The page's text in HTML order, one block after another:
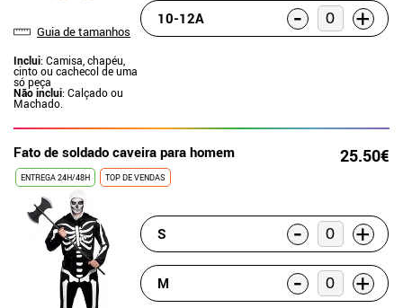
Guia de tamanhos
Inclui: Camisa, chapéu,
cinto ou cachecol de uma
só peça
Não inclui: Calçado ou
Machado.
10-12A - +
Fato de soldado caveira para homem 25.50€
ENTREGA 24H/48H TOP DE VENDAS
S - +
M - +